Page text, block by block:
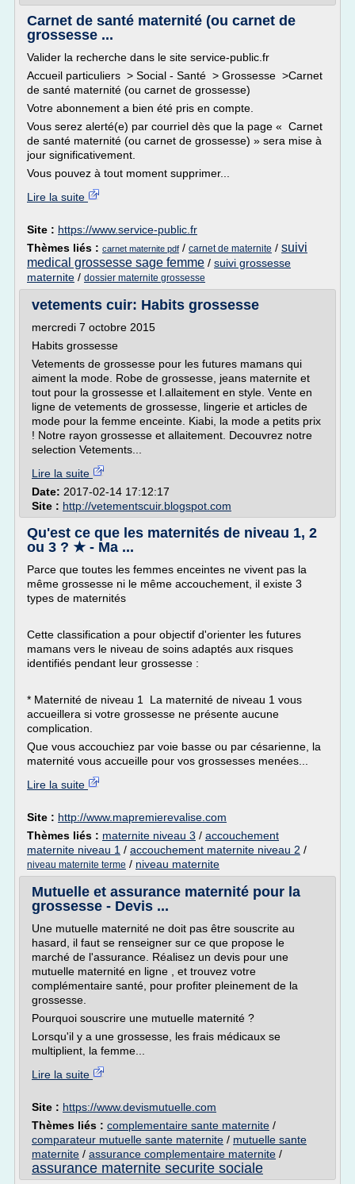
Carnet de santé maternité (ou carnet de
grossesse ...
Valider la recherche dans le site service-public.fr
Accueil particuliers > Social - Santé > Grossesse >Carnet
de santé maternité (ou carnet de grossesse)
Votre abonnement a bien été pris en compte.
Vous serez alerté(e) par courriel dès que la page « Carnet
de santé maternité (ou carnet de grossesse) » sera mise à
jour significativement.
Vous pouvez à tout moment supprimer...
Lire la suite
Site : https://www.service-public.fr
Thèmes liés : carnet maternite pdf / carnet de maternite / suivi
medical grossesse sage femme / suivi grossesse
maternite / dossier maternite grossesse
vetements cuir: Habits grossesse
mercredi 7 octobre 2015
Habits grossesse
Vetements de grossesse pour les futures mamans qui
aiment la mode. Robe de grossesse, jeans maternite et
tout pour la grossesse et l.allaitement en style. Vente en
ligne de vetements de grossesse, lingerie et articles de
mode pour la femme enceinte. Kiabi, la mode a petits prix
! Notre rayon grossesse et allaitement. Decouvrez notre
selection Vetements...
Lire la suite
Date: 2017-02-14 17:12:17
Site : http://vetementscuir.blogspot.com
Qu'est ce que les maternités de niveau 1, 2
ou 3 ? ★ - Ma ...
Parce que toutes les femmes enceintes ne vivent pas la
même grossesse ni le même accouchement, il existe 3
types de maternités
Cette classification a pour objectif d'orienter les futures
mamans vers le niveau de soins adaptés aux risques
identifiés pendant leur grossesse :
* Maternité de niveau 1 La maternité de niveau 1 vous
accueillera si votre grossesse ne présente aucune
complication.
Que vous accouchiez par voie basse ou par césarienne, la
maternité vous accueille pour vos grossesses menées...
Lire la suite
Site : http://www.mapremierevalise.com
Thèmes liés : maternite niveau 3 / accouchement
maternite niveau 1 / accouchement maternite niveau 2 /
niveau maternite terme / niveau maternite
Mutuelle et assurance maternité pour la
grossesse - Devis ...
Une mutuelle maternité ne doit pas être souscrite au
hasard, il faut se renseigner sur ce que propose le
marché de l'assurance. Réalisez un devis pour une
mutuelle maternité en ligne , et trouvez votre
complémentaire santé, pour profiter pleinement de la
grossesse.
Pourquoi souscrire une mutuelle maternité ?
Lorsqu'il y a une grossesse, les frais médicaux se
multiplient, la femme...
Lire la suite
Site : https://www.devismutuelle.com
Thèmes liés : complementaire sante maternite /
comparateur mutuelle sante maternite / mutuelle sante
maternite / assurance complementaire maternite /
assurance maternite securite sociale